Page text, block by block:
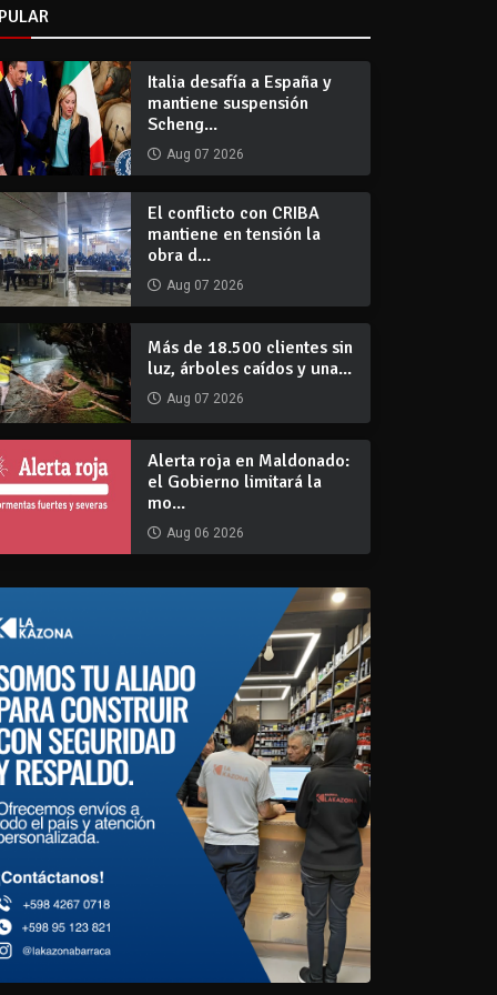
Italia desafía a España y
mantiene suspensión
Scheng...
Aug 07 2026
El conflicto con CRIBA
mantiene en tensión la
obra d...
Aug 07 2026
Más de 18.500 clientes sin
luz, árboles caídos y una...
Aug 07 2026
Alerta roja en Maldonado:
el Gobierno limitará la
mo...
Aug 06 2026